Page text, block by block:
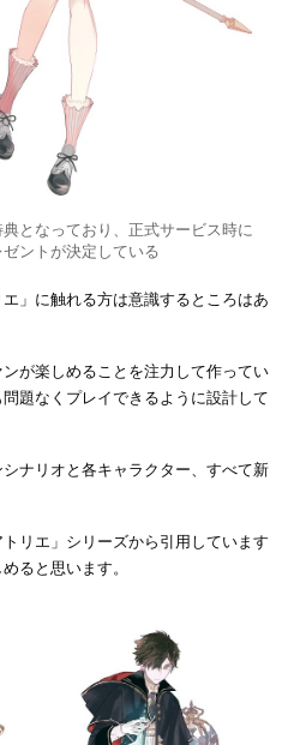
となっており、正式サービス時に
ントが決定している
」に触れる方は意識するところはあ
が楽しめることを注力して作ってい
題なくプレイできるように設計して
ナリオと各キャラクター、すべて新
リエ」シリーズから引用しています
ると思います。